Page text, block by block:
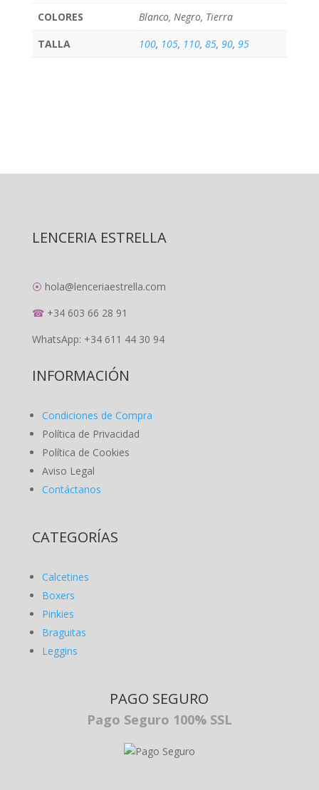
COLORES
Blanco, Negro, Tierra
TALLA
100, 105, 110, 85, 90, 95
LENCERIA ESTRELLA
⦿ hola@lenceriaestrella.com
☎+34 603 66 28 91
WhatsApp: +34 611 44 30 94
INFORMACIÓN
Condiciones de Compra
Política de Privacidad
Política de Cookies
Aviso Legal
Contáctanos
CATEGORÍAS
Calcetines
Boxers
Pinkies
Braguitas
Leggins
PAGO SEGURO
Pago Seguro 100% SSL